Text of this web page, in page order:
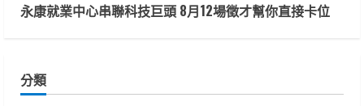
永康就業中心串聯科技巨頭 8月12場徵才幫你直接卡位
分類